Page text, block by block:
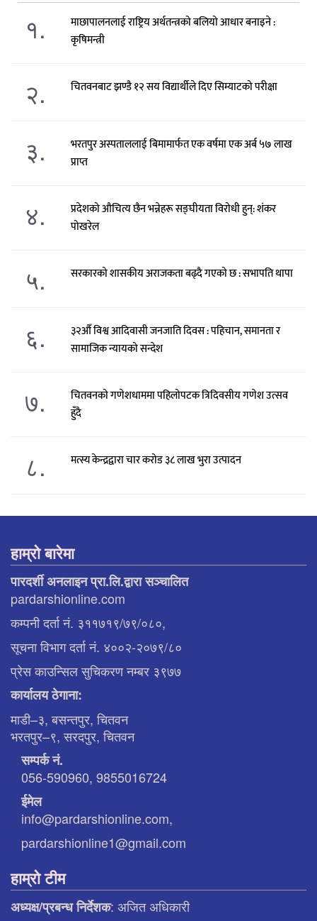
१.
माछापालनलाई राष्ट्रिय अर्थतन्त्रको बलियो आधार बनाइने :
कृषिमन्त्री
२. चितवनबाट झण्डै १२ सय विद्यार्थीले दिए सिम्याटको परीक्षा
३.
भरतपुर अस्पताललाई बिमामार्फत एक वर्षमा एक अर्ब ५७ लाख
प्राप्त
४.
प्रदेशको औचित्य छैन भन्नेहरू सङ्घीयता विरोधी हुन्: शंकर
पोखरेल
५. सरकारको शासकीय अराजकता बढ्दै गएको छ : सभापति थापा
६.
३२औँ विश्व आदिवासी जनजाति दिवस : पहिचान, समानता र
सामाजिक न्यायको सन्देश
७.
चितवनको गणेशधाममा पहिलोपटक त्रिदिवसीय गणेश उत्सव
हुँदै
८. मत्स्य केन्द्रद्वारा चार करोड ३८ लाख भुरा उत्पादन
हाम्रो बारेमा
पारदर्शी अनलाइन प्रा.लि.द्वारा सञ्चालित
pardarshionline.com
कम्पनी दर्ता नं. ३११७१९/७९/०८०,
सूचना विभाग दर्ता नं. ४००२-२०७९/८०
प्रेस काउन्सिल सुचिकरण नम्बर ३९७७
कार्यालय ठेगाना:
माडी–३, बसन्तपुर, चितवन
भरतपुर–९, सरदपुर, चितवन
सम्पर्क नं.
056-590960, 9855016724
ईमेल
info@pardarshionline.com,
pardarshionline1@gmail.com
हाम्रो टीम
अध्यक्ष/प्रबन्ध निर्देशक: अजित अधिकारी